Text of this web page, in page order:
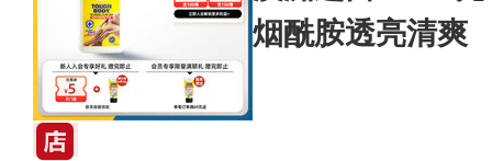
烟酰胺透亮清爽